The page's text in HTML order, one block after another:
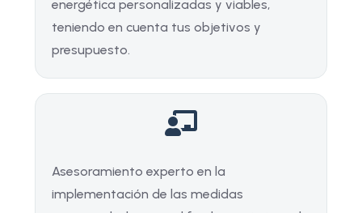
energética personalizadas y viables,
teniendo en cuenta tus objetivos y
presupuesto.

Asesoramiento experto en la
implementación de las medidas